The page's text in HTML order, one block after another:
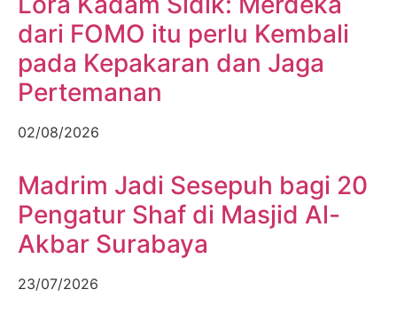
dari FOMO itu perlu Kembali
pada Kepakaran dan Jaga
Pertemanan
02/08/2026
Madrim Jadi Sesepuh bagi 20
Pengatur Shaf di Masjid Al-
Akbar Surabaya
23/07/2026